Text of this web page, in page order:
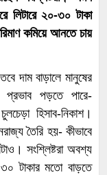
লিটারে ২০-৩০ টাকা
কমিয়ে আনতে চায়
দাম বাড়ালে মানুষের
প্রভাব পড়তে পারে-
হিসাব-নিকাশ।
তৈরি হয়- কীভাবে
সংশ্লিষ্টরা অবশ্য
টাকার মতো বাড়তে